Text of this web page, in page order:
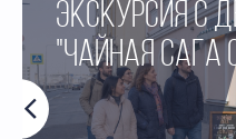
ЭКСКУРСИЯ С
"ЧАЙНАЯ САГА